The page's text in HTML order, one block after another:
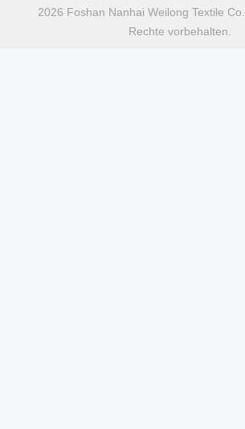
2026 Foshan Nanhai Weilong Textile
Rechte vorbehalten.